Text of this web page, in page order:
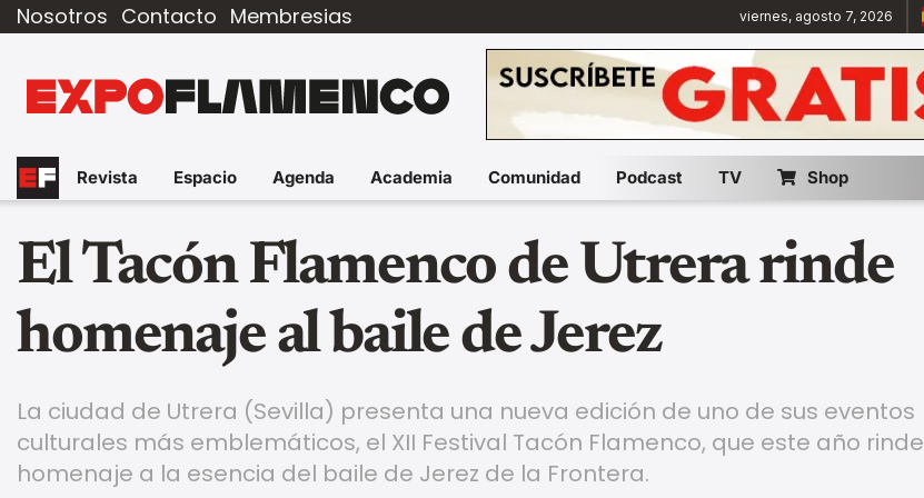
Nosotros Contacto Membresias viernes, agosto 7, 2026
Revista Espacio Agenda Academia Comunidad Podcast TV Shop
El Tacón Flamenco de Utrera rinde
homenaje al baile de Jerez
La ciudad de Utrera (Sevilla) presenta una nueva edición de uno de sus eventos
culturales más emblemáticos, el XII Festival Tacón Flamenco, que este año rinde
homenaje a la esencia del baile de Jerez de la Frontera.